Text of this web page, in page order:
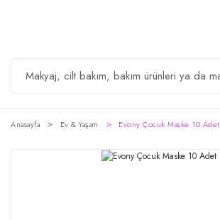
Anasayfa Ev & Yaşam Evony Çocuk Maske 10 Adet